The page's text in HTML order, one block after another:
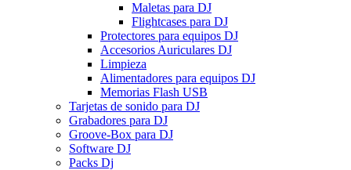
Maletas para DJ
Flightcases para DJ
Protectores para equipos DJ
Accesorios Auriculares DJ
Limpieza
Alimentadores para equipos DJ
Memorias Flash USB
Tarjetas de sonido para DJ
Grabadores para DJ
Groove-Box para DJ
Software DJ
Packs Dj